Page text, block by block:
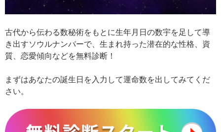
古代から伝わる数秘術をもとに生年月日の数宇を足して導
き出すソウルナンバーで、生まれ持った潜在的な性格、資
質、恋愛傾向などを無料診断！
まずはあなたの誕生日を入力して運命数を出してみてくだ
さい。